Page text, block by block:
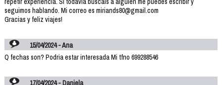
seguimos hablando. Mi correo es miriands80@gmail.com
Gracias y feliz viajes!
15/04/2024 - Ana
Q fechas son? Podria estar interesada Mi tfno 699288546
17/04/2024 - Daniela